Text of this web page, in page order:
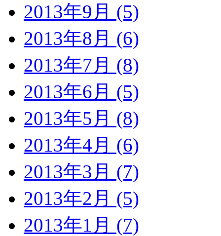
2013年9月 (5)
2013年8月 (6)
2013年7月 (8)
2013年6月 (5)
2013年5月 (8)
2013年4月 (6)
2013年3月 (7)
2013年2月 (5)
2013年1月 (7)